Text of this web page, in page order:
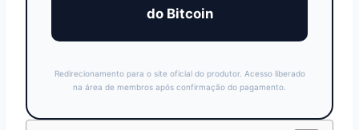
do Bitcoin
Redirecionamento para o site oficial do produtor. Acesso liberado
na área de membros após confirmação do pagamento.